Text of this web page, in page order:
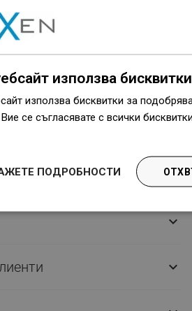
на стоки
ви чакат в модерен
готов за изпращане!


използва бисквитки
използва бисквитки за
се съгласявате с всички
ПОДРОБНОСТИ